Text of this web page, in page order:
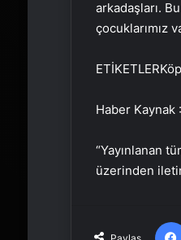
arkadaşları.
çocuklarımız
Haber Kaynak
“Yayınlanan
üzerinden